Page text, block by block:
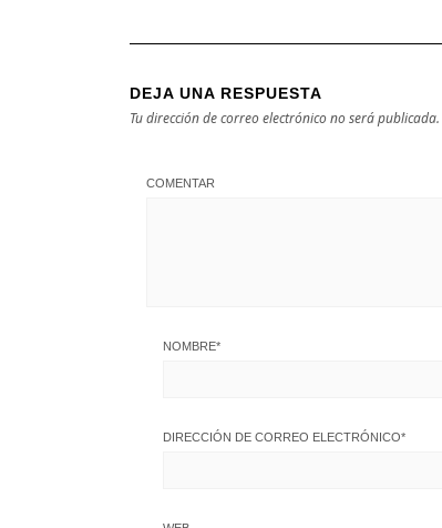
DEJA UNA RESPUESTA
Tu dirección de correo electrónico no será publicada.
COMENTAR
NOMBRE*
DIRECCIÓN DE CORREO ELECTRÓNICO*